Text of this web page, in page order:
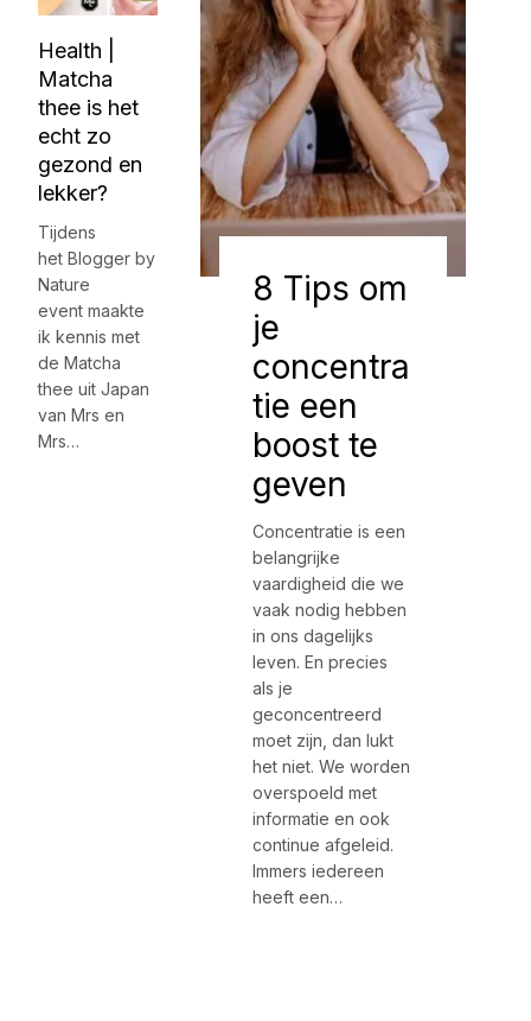
Health |
Matcha
thee is het
echt zo
gezond en
lekker?
Tijdens
het Blogger by
Nature
event maakte
ik kennis met
de Matcha
thee uit Japan
van Mrs en
Mrs…
8 Tips om
je
concentra
tie een
boost te
geven
Concentratie is een
belangrijke
vaardigheid die we
vaak nodig hebben
in ons dagelijks
leven. En precies
als je
geconcentreerd
moet zijn, dan lukt
het niet. We worden
overspoeld met
informatie en ook
continue afgeleid.
Immers iedereen
heeft een…